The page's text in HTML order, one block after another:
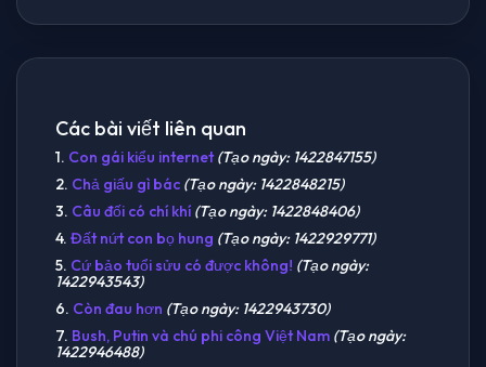
Các bài viết liên quan
1. Con gái kiểu internet (Tạo ngày: 1422847155)
2. Chả giấu gì bác (Tạo ngày: 1422848215)
3. Câu đối có chí khí (Tạo ngày: 1422848406)
4. Đất nứt con bọ hung (Tạo ngày: 1422929771)
5. Cứ bảo tuổi sửu có được không! (Tạo ngày:
1422943543)
6. Còn đau hơn (Tạo ngày: 1422943730)
7. Bush, Putin và chú phi công Việt Nam (Tạo ngày:
1422946488)